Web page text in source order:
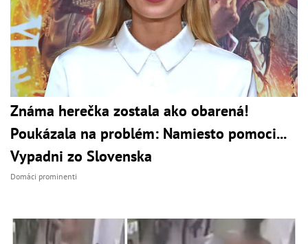
Známa herečka zostala ako obarená!
Poukázala na problém: Namiesto pomoci...
Vypadni zo Slovenska
Domáci prominenti